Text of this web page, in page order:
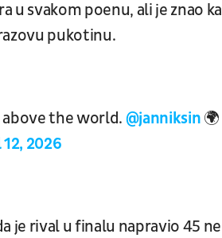
u svakom poenu, ali je znao
pukotinu.
above the world. @janniksin 🌍
2026
je rival u finalu napravio 45